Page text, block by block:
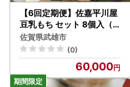
【6回定期便】佐嘉平川屋
豆乳もち セット 8個入（4
種×2）[UBU006] 豆乳 餅
佐賀県武雄市
(0)
60,000